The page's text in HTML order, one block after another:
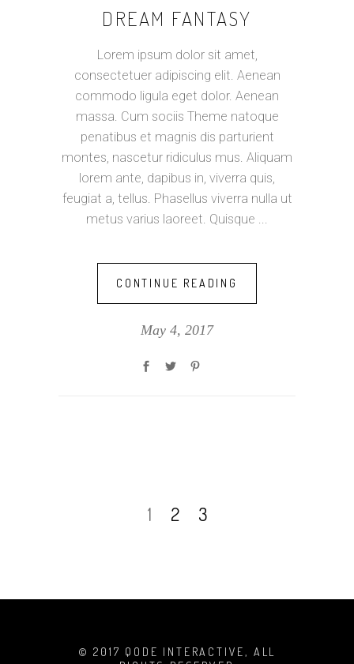
DREAM FANTASY
Lorem ipsum dolor sit amet,
consectetuer adipiscing elit. Aenean
commodo ligula eget dolor. Aenean
massa. Cum sociis Theme natoque
penatibus et magnis dis parturient
montes, nascetur ridiculus mus. Aliquam
lorem ante, dapibus in, viverra quis,
feugiat a, tellus. Phasellus viverra nulla ut
metus varius laoreet. Quisque
CONTINUE READING
May 4, 2017
1 2 3
© 2017 QODE INTERACTIVE, ALL